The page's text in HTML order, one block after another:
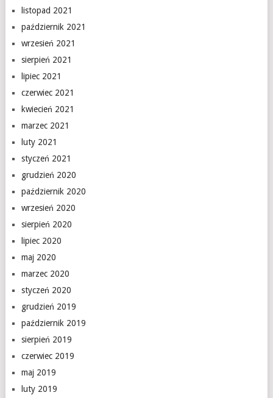
listopad 2021
październik 2021
wrzesień 2021
sierpień 2021
lipiec 2021
czerwiec 2021
kwiecień 2021
marzec 2021
luty 2021
styczeń 2021
grudzień 2020
październik 2020
wrzesień 2020
sierpień 2020
lipiec 2020
maj 2020
marzec 2020
styczeń 2020
grudzień 2019
październik 2019
sierpień 2019
czerwiec 2019
maj 2019
luty 2019